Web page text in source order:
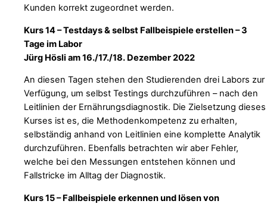
Kunden korrekt zugeordnet werden.
Kurs 14 – Testdays & selbst Fallbeispiele erstellen – 3
Tage im Labor
Jürg Hösli am 16./17./18. Dezember 2022
An diesen Tagen stehen den Studierenden drei Labors zur
Verfügung, um selbst Testings durchzuführen – nach den
Leitlinien der Ernährungsdiagnostik. Die Zielsetzung dieses
Kurses ist es, die Methodenkompetenz zu erhalten,
selbständig anhand von Leitlinien eine komplette Analytik
durchzuführen. Ebenfalls betrachten wir aber Fehler,
welche bei den Messungen entstehen können und
Fallstricke im Alltag der Diagnostik.
Kurs 15 – Fallbeispiele erkennen und lösen von